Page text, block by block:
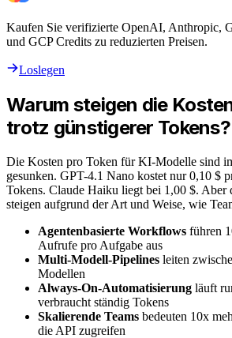
Kaufen Sie verifizierte OpenAI, Anthropic,
und GCP Credits zu reduzierten Preisen.
Loslegen
Warum steigen die
trotz günstigerer Tokens?
Die Kosten pro Token für KI-Modelle sind
gesunken. GPT-4.1 Nano kostet nur 0,10 $
Tokens. Claude Haiku liegt bei 1,00 $. Aber
steigen aufgrund der Art und Weise, wie
Agentenbasierte Workflows führen
Aufrufe pro Aufgabe aus
Multi-Modell-Pipelines leiten
Modellen
Always-On-Automatisierung läuft
verbraucht ständig Tokens
Skalierende Teams bedeuten 10x
die API zugreifen